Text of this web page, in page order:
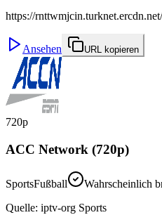
https://
Ansehen URL kopieren
720p
ACC Network (720p)
SportsFußball
Wahrscheinlich
Quelle: iptv-org Sports